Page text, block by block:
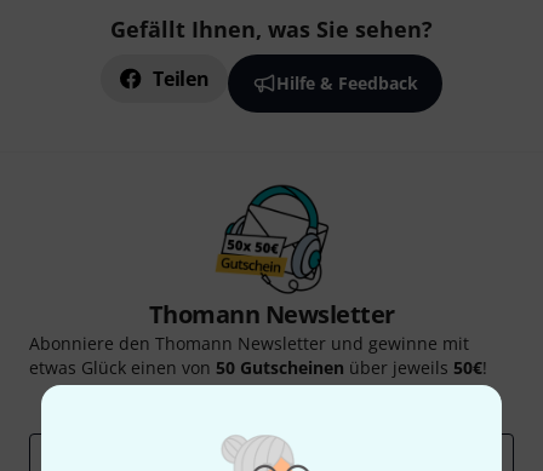
Gefällt Ihnen, was Sie sehen?
Teilen Hilfe & Feedback
Thomann Newsletter
Abonniere den Thomann Newsletter und gewinne mit
etwas Glück einen von 50 Gutscheinen über jeweils 50€!
Thomann Insights